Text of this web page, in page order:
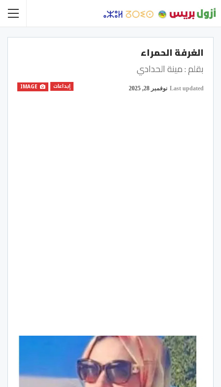
الغرفة الحمراء
بقلم : مينة الحدادي
إبداعات Last updated نوفمبر 28, 2025